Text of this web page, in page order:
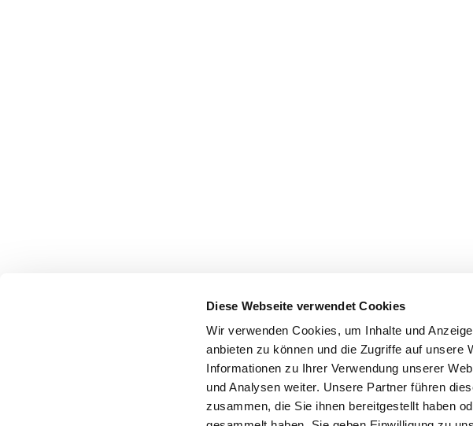
Diese Webseite verwendet Cookies
Wir verwenden Cookies, um Inhalte und
anbieten zu können und die Zugriffe auf unsere
Informationen zu Ihrer Verwendung unserer
und Analysen weiter. Unsere Partner führen
zusammen, die Sie ihnen bereitgestellt haben